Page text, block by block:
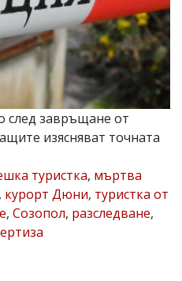
след завръщане от
изясняват точната
туристка, мъртва
, курорт Дюни, туристка от
, Созопол, разследване,